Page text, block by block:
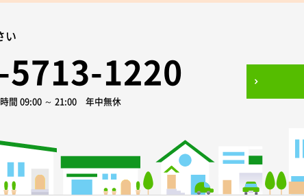
い
5713-1220
間 09:00 ～ 21:00 年中無休